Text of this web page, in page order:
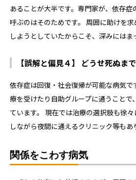
あることが大半です。専門家が、依存症
呼ぶのはそのためです。 周囲に助けを
しようとしていたからこそ、深みにはま
【誤解と偏見４】 どうせ死ぬま
依存症は回復・社会復帰が可能な病気
療を受けたり自助グループに通うことで
ています。 現在では治療の選択肢も徐
しながら夜間に通えるクリニック等もあ
関係をこわす病気